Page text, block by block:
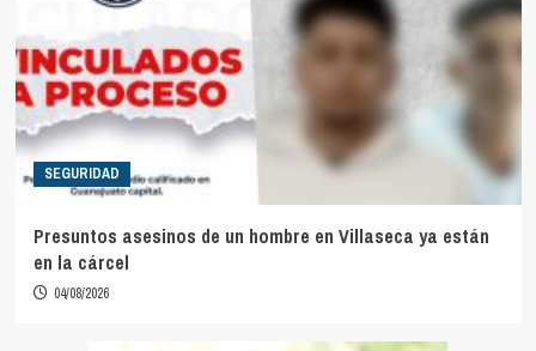
SEGURIDAD
Presuntos asesinos de un hombre en Villaseca ya están
en la cárcel
04/08/2026